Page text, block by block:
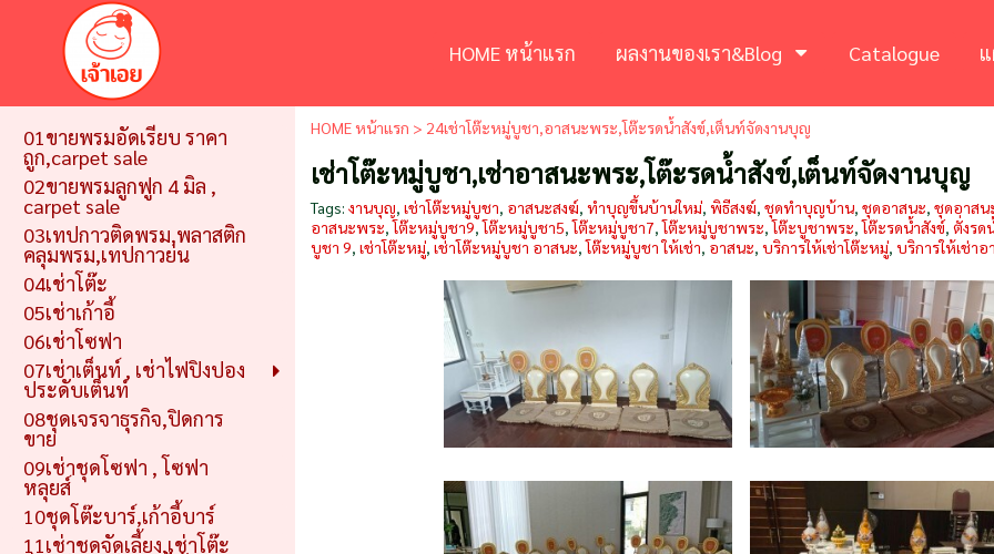
HOME หน้าแรก ผลงานของเรา&Blog Catalogue
01ขายพรมอัดเรียบ ราคา
ถูก,carpet sale
02ขายพรมลูกฟูก 4 มิล ,
carpet sale
03เทปกาวติดพรม,พลาสติก
คลุมพรม,เทปกาวย่น
04เช่าโต๊ะ
05เช่าเก้าอี้
06เช่าโซฟา
07เช่าเต็นท์ , เช่าไฟปิงปอง
ประดับเต็นท์
08ชุดเจรจาธุรกิจ,ปิดการ
ขาย
09เช่าชุดโซฟา , โซฟา
หลุยส์
10ชุดโต๊ะบาร์,เก้าอี้บาร์
11เช่าชุดจัดเลี้ยง,เช่าโต๊ะ
HOME หน้าแรก > 24เช่าโต๊ะหมู่บูชา,อาสนะพระ,โต๊ะรดน้ำสังข์,เต็นท์จัดงานบุญ
เช่าโต๊ะหมู่บูชา,เช่าอาสนะพระ,โต๊ะรดน้ำสังข์,เต็นท์จัดงานบุญ
Tags:งานบุญ,เช่าโต๊ะหมู่บูชา, อาสนะสงฆ์,ทำบุญขึ้นบ้านใหม่,พิธีสงฆ์,ชุดทำบุญบ้าน,ชุดอาสนะ,ชุดอาสน
อาสนะพระ,โต๊ะหมู่บูชา9,โต๊ะหมู่บูชา5,โต๊ะหมู่บูชา7,โต๊ะหมู่บูชาพระ,โต๊ะบูชาพระ,โต๊ะรดน้ำสังข์,ตั่งรด
บูชา 9,เช่าโต๊ะหมู่,เช่าโต๊ะหมู่บูชา อาสนะ,โต๊ะหมู่บูชา ให้เช่า, อาสนะ,บริการให้เช่าโต๊ะหมู่,บริการให้เช่าอ